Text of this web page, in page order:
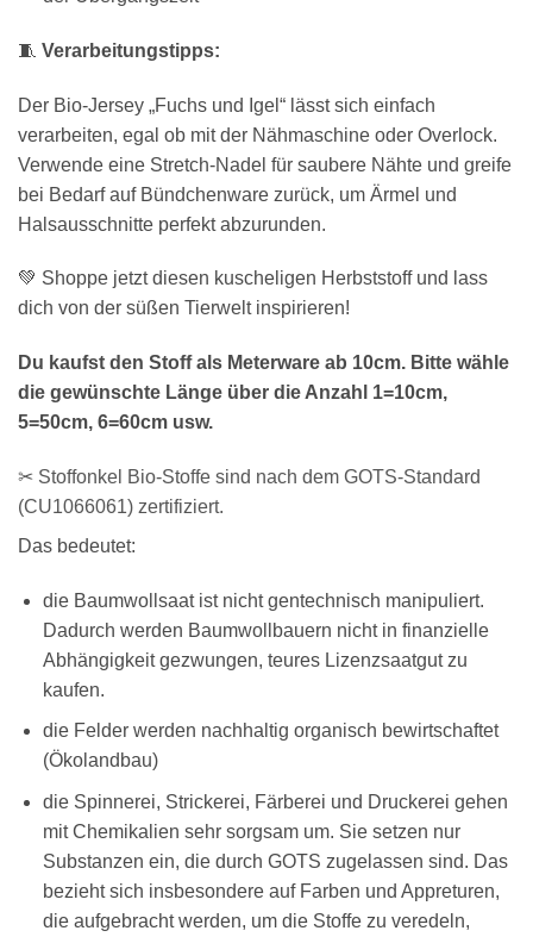
🧵 Verarbeitungstipps:
Der Bio-Jersey „Fuchs und Igel“ lässt sich einfach
verarbeiten, egal ob mit der Nähmaschine oder Overlock.
Verwende eine Stretch-Nadel für saubere Nähte und greife
bei Bedarf auf Bündchenware zurück, um Ärmel und
Halsausschnitte perfekt abzurunden.
💚 Shoppe jetzt diesen kuscheligen Herbststoff und lass
dich von der süßen Tierwelt inspirieren!
Du kaufst den Stoff als Meterware ab 10cm. Bitte wähle
die gewünschte Länge über die Anzahl 1=10cm,
5=50cm, 6=60cm usw.
✂ Stoffonkel Bio-Stoffe sind nach dem GOTS-Standard
(CU1066061) zertifiziert.
Das bedeutet:
die Baumwollsaat ist nicht gentechnisch manipuliert.
Dadurch werden Baumwollbauern nicht in finanzielle
Abhängigkeit gezwungen, teures Lizenzsaatgut zu
kaufen.
die Felder werden nachhaltig organisch bewirtschaftet
(Ökolandbau)
die Spinnerei, Strickerei, Färberei und Druckerei gehen
mit Chemikalien sehr sorgsam um. Sie setzen nur
Substanzen ein, die durch GOTS zugelassen sind. Das
bezieht sich insbesondere auf Farben und Appreturen,
die aufgebracht werden, um die Stoffe zu veredeln,